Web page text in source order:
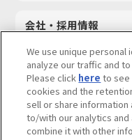
会社・採用情報
採用情報
サステナビリティ
お問い合わせ
We use unique
analyze our traffic and
Please click here to see
cookies and the
sell or share
to/with our analytics
combine it with other